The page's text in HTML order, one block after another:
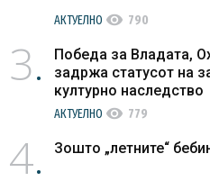
АКТУЕЛНО visibility 790
3
Победа за Владата,
задржа статусот на
културно наследство
АКТУЕЛНО visibility 779
4 Зошто „летните“